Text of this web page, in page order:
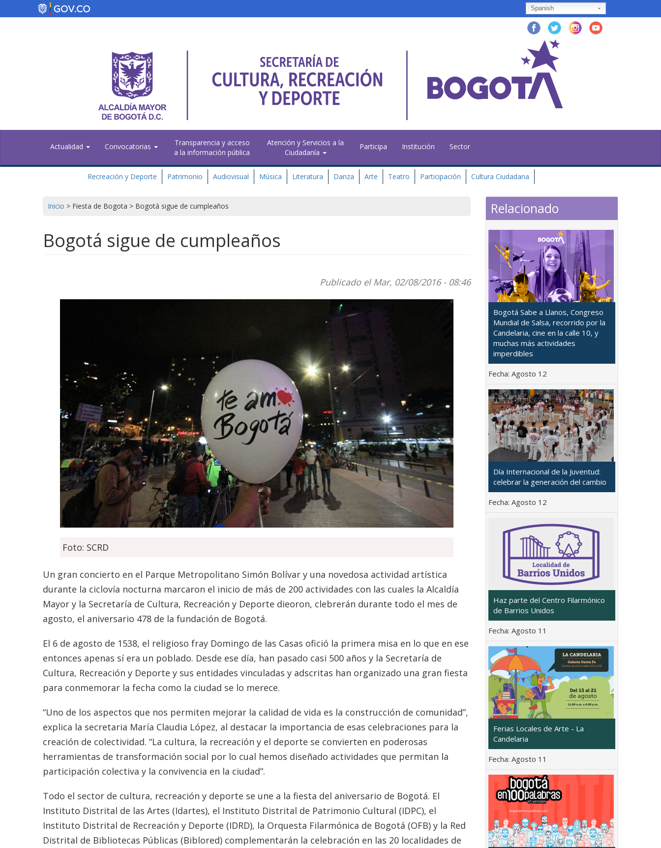
Spanish
Actualidad Convocatorias
Transparencia y acceso
a la información pública
Atención y Servicios a la
Ciudadanía
Participa Institución Sector
Recreación y Deporte Patrimonio Audiovisual Música Literatura Danza Arte Teatro Participación Cultura Ciudadana
Inicio > Fiesta de Bogota > Bogotá sigue de cumpleaños
Bogotá sigue de cumpleaños
Publicado el Mar, 02/08/2016 - 08:46
Foto: SCRD
Un gran concierto en el Parque Metropolitano Simón Bolívar y una novedosa actividad artística
durante la ciclovía nocturna marcaron el inicio de más de 200 actividades con las cuales la Alcaldía
Mayor y la Secretaría de Cultura, Recreación y Deporte dieoron, clebrerán durante todo el mes de
agosto, el aniversario 478 de la fundación de Bogotá.
El 6 de agosto de 1538, el religioso fray Domingo de las Casas ofició la primera misa en lo que en ese
entonces apenas sí era un poblado. Desde ese día, han pasado casi 500 años y la Secretaría de
Cultura, Recreación y Deporte y sus entidades vinculadas y adscritas han organizado una gran fiesta
para conmemorar la fecha como la ciudad se lo merece.
“Uno de los aspectos que nos permiten mejorar la calidad de vida es la construcción de comunidad”,
explica la secretaria María Claudia López, al destacar la importancia de esas celebraciones para la
creación de colectividad. “La cultura, la recreación y el deporte se convierten en poderosas
herramientas de transformación social por lo cual hemos diseñado actividades que permitan la
participación colectiva y la convivencia en la ciudad”.
Todo el sector de cultura, recreación y deporte se une a la fiesta del aniversario de Bogotá. El
Instituto Distrital de las Artes (Idartes), el Instituto Distrital de Patrimonio Cultural (IDPC), el
Instituto Distrital de Recreación y Deporte (IDRD), la Orquesta Filarmónica de Bogotá (OFB) y la Red
Distrital de Bibliotecas Públicas (Biblored) complementarán la celebración en las 20 localidades de
Relacionado
Bogotá Sabe a Llanos, Congreso
Mundial de Salsa, recorrido por la
Candelaria, cine en la calle 10, y
muchas más actividades
imperdibles
Fecha: Agosto 12
Día Internacional de la Juventud:
celebrar la generación del cambio
Fecha: Agosto 12
Haz parte del Centro Filarmónico
de Barrios Unidos
Fecha: Agosto 11
Ferias Locales de Arte - La
Candelaria
Fecha: Agosto 11